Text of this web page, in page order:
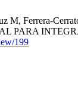
M, Ferrera-
PARA
199